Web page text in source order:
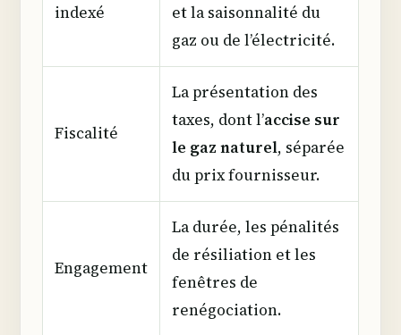
indexé
et la saisonnalité du
gaz ou de l’électricité.
Fiscalité
La présentation des
taxes, dont l’accise sur
le gaz naturel, séparée
du prix fournisseur.
Engagement
La durée, les pénalités
de résiliation et les
fenêtres de
renégociation.